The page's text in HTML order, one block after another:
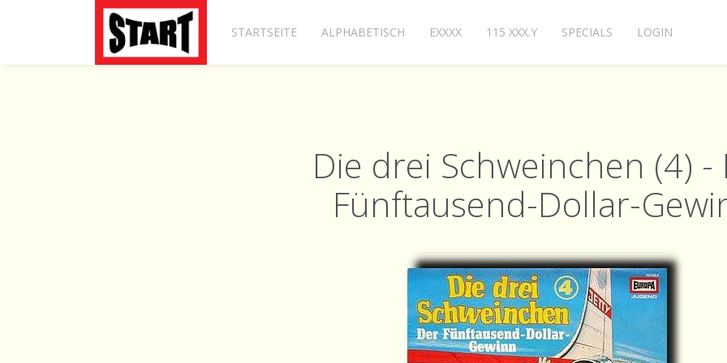
STARTSEITE ALPHABETISCH EXXXX 115 XXX.Y SPECIALS LOGIN
Die drei Schweinchen (4) -
Fünftausend-Dollar-